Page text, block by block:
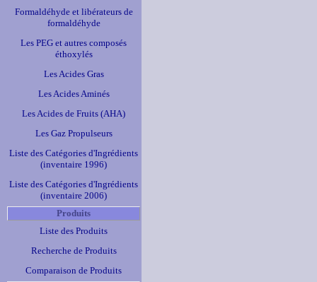
Formaldéhyde et libérateurs de
formaldéhyde
Les PEG et autres composés
éthoxylés
Les Acides Gras
Les Acides Aminés
Les Acides de Fruits (AHA)
Les Gaz Propulseurs
Liste des Catégories d'Ingrédients
(inventaire 1996)
Liste des Catégories d'Ingrédients
(inventaire 2006)
Produits
Liste des Produits
Recherche de Produits
Comparaison de Produits